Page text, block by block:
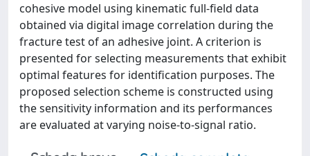
cohesive model using kinematic full-field data
obtained via digital image correlation during the
fracture test of an adhesive joint. A criterion is
presented for selecting measurements that exhibit
optimal features for identification purposes. The
proposed selection scheme is constructed using
the sensitivity information and its performances
are evaluated at varying noise-to-signal ratio.